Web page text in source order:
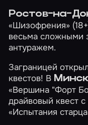
Ростов-на-
«Шизофрения»
весьма сложными
антуражем.
Заграницей
квестов! В
«Вершина "Форт
драйвовый квест
«Испытания